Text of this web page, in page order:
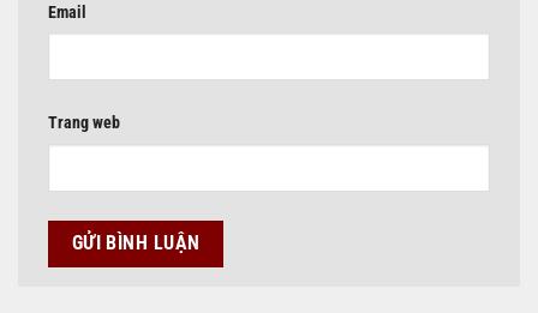
Email
Trang web